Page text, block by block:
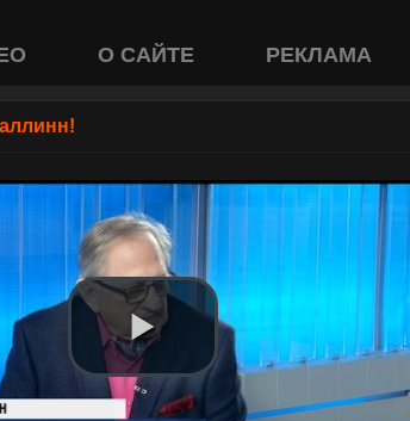
О САЙТЕ РЕКЛАМА